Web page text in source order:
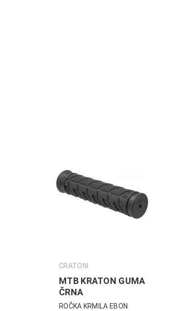
CRATONI
MTB KRATON GUMA
ČRNA
ROČKA KRMILA EBON